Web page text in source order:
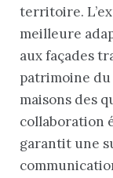
territoire.
meilleure
aux façades
patrimoine
maisons des
collaboration
garantit une